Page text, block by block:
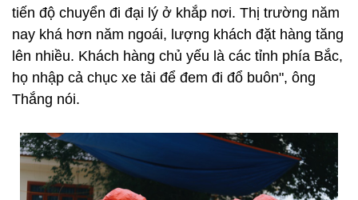
tiến độ chuyển đi đại lý ở khắp nơi. Thị trường năm
nay khá hơn năm ngoái, lượng khách đặt hàng tăng
lên nhiều. Khách hàng chủ yếu là các tỉnh phía Bắc,
họ nhập cả chục xe tải để đem đi đổ buôn", ông
Thắng nói.